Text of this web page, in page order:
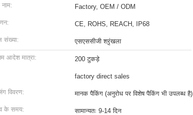
नाम: Factory, OEM / ODM
CE, ROHS, REACH, IP68
संख्या: एसएससीजी श्रृंखला
आदेश मात्रा: 200 टुकड़े
factory direct sales
विवरण: मानक पैकिंग (अनुरोध पर विशेष पैकिंग भी उपलब्ध है)
के समय: सामान्यतः 9-14 दिन